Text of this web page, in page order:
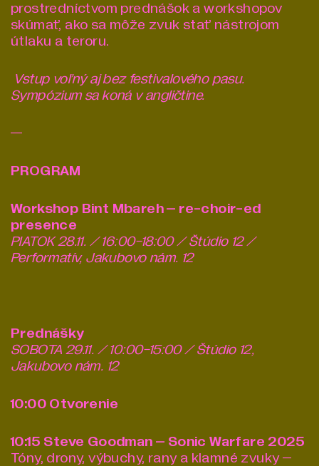
prostredníctvom prednášok a workshopov
skúmať, ako sa môže zvuk stať nástrojom
útlaku a teroru.
Vstup voľný aj bez festivalového pasu.
Sympózium sa koná v angličtine.
—
PROGRAM
Workshop Bint Mbareh – re-choir-ed
presence
PIATOK 28.11. / 16:00-18:00 / Štúdio 12 /
Performatív, Jakubovo nám. 12
Prednášky
SOBOTA 29.11. / 10:00-15:00 / Štúdio 12,
Jakubovo nám. 12
10:00 Otvorenie
10:15 Steve Goodman – Sonic Warfare 2025
Tóny, drony, výbuchy, rany a klamné zvuky –